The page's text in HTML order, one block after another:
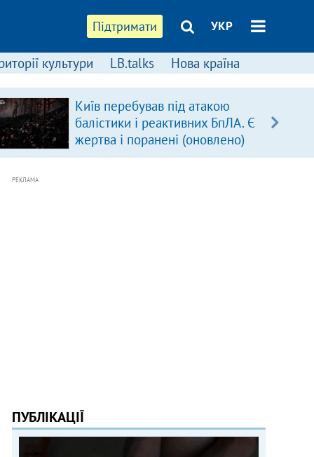
Підтримати УКР
культури LB.talks Нова країна
Київ перебував під атакою
балістики і реактивних БпЛА. Є
жертва і поранені (оновлено)
РЕКЛАМА
ПУБЛІКАЦІЇ